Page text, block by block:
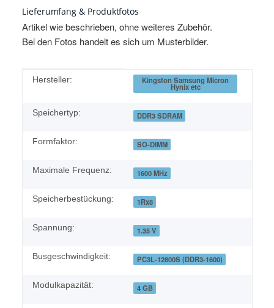
Lieferumfang & Produktfotos
Artikel wie beschrieben, ohne weiteres Zubehör.
Bei den Fotos handelt es sich um Musterbilder.
Produkteigenschaft
Wert
Hersteller: Kingston Samsung Micron
Hynix etc
Speichertyp: DDR3 SDRAM
Formfaktor: SO-DIMM
Maximale Frequenz: 1600 MHz
Speicherbestückung: 1Rx8
Spannung: 1.35 V
Busgeschwindigkeit: PC3L-12800S (DDR3-1600)
Modulkapazität: 4 GB